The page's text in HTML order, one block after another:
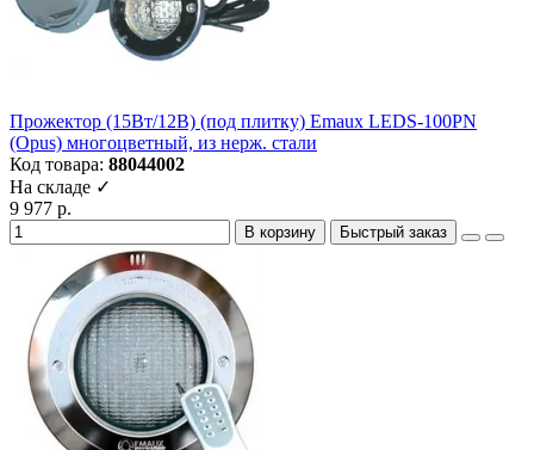
Прожектор (15Вт/12В) (под плитку) Emaux LEDS-100PN
(Opus) многоцветный, из нерж. стали
Код товара: 88044002
На складе ✓
9 977 р.
В корзину Быстрый заказ